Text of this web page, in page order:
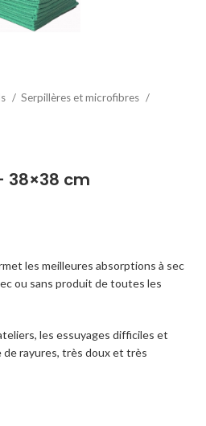
Serpillères et microfibres
38×38 cm
les meilleures absorptions à sec
ou sans produit de toutes les
les essuyages difficiles et
de rayures, très doux et très